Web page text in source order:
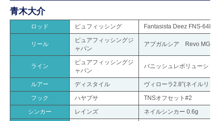
青木大介
ロッド ピュフィッシング Fantasista Deez FNS-64L
リール
ピュアフィッシングジ
ャパン
アブガルシア Revo
ライン
ピュアフィッシングジ
ャパン
バニッシュレボリューショ
ルアー ディスタイル
ヴィローラ2.8”(ネイルリグ)
フック
ハヤブサ
TNSオフセット#2
シンカー
レインズ ネイルシンカー 0.6g